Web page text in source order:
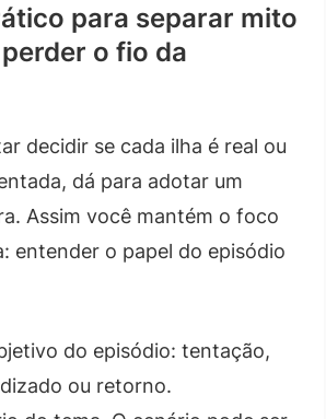
para separar mito
o fio da
decidir se cada ilha é real ou
dá para adotar um
Assim você mantém o foco
entender o papel do episódio
do episódio: tentação,
ou retorno.